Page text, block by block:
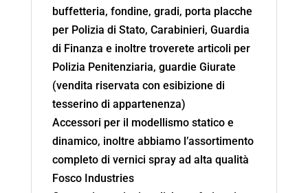
buffetteria, fondine, gradi, porta placche
per Polizia di Stato, Carabinieri, Guardia
di Finanza e inoltre troverete articoli per
Polizia Penitenziaria, guardie Giurate
(vendita riservata con esibizione di
tesserino di appartenenza)
Accessori per il modellismo statico e
dinamico, inoltre abbiamo l’assortimento
completo di vernici spray ad alta qualità
Fosco Industries